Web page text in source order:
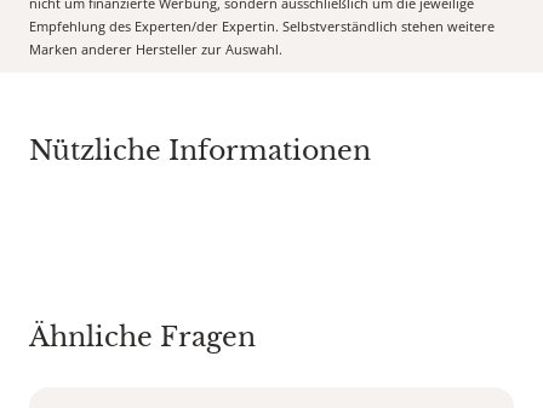
Empfehlung des Experten/der Expertin. Selbstverständlich stehen weitere
Marken anderer Hersteller zur Auswahl.
Nützliche Informationen
Ähnliche Fragen